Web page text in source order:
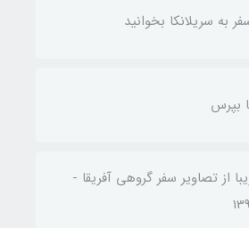
به سریلانکا بخوانید
بپرس
از تصاویر سفر گروهی آفریقا -